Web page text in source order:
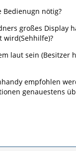
Bedienugn nötig?
großes Display
wird(Sehhilfe)?
laut sein (Besitzer
empfohlen
genauestens